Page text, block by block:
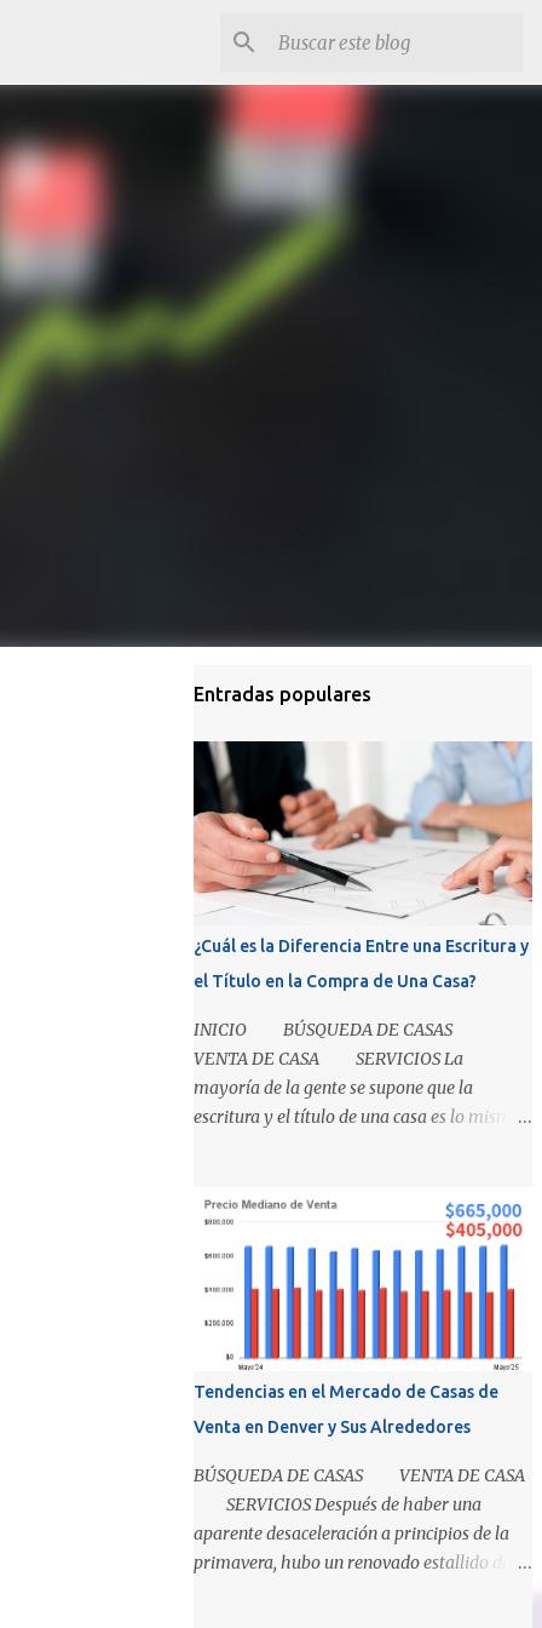
Entradas populares
¿Cuál es la Diferencia Entre una Escritura y
el Título en la Compra de Una Casa?
INICIO BÚSQUEDA DE CASAS
VENTA DE CASA SERVICIOS La
mayoría de la gente se supone que la
escritura y el título de una casa es lo mismo,
título significa propiedad y la escritura es
evidencia de la transferencia de una casa. Es
como cuando su madre empacó su lonchera
para la escuela primaria y ella escribió su
nombre en la caja, lo cual representaba el
"título" de la caja porque muestra la
propiedad. Los recibos de la caja y el
compró demuestra que la propiedad fue
transferida de la(s) tienda(s) a tu madre, al
igual que una escritura. El recibo es su
prueba de la transferencia. Investiguemos
esto más a fondo: ¿Qué es un título?
Tendencias en el Mercado de Casas de
Venta en Denver y Sus Alrededores
BÚSQUEDA DE CASAS VENTA DE CASA
SERVICIOS Después de haber una
aparente desaceleración a principios de la
primavera, hubo un renovado estallido de